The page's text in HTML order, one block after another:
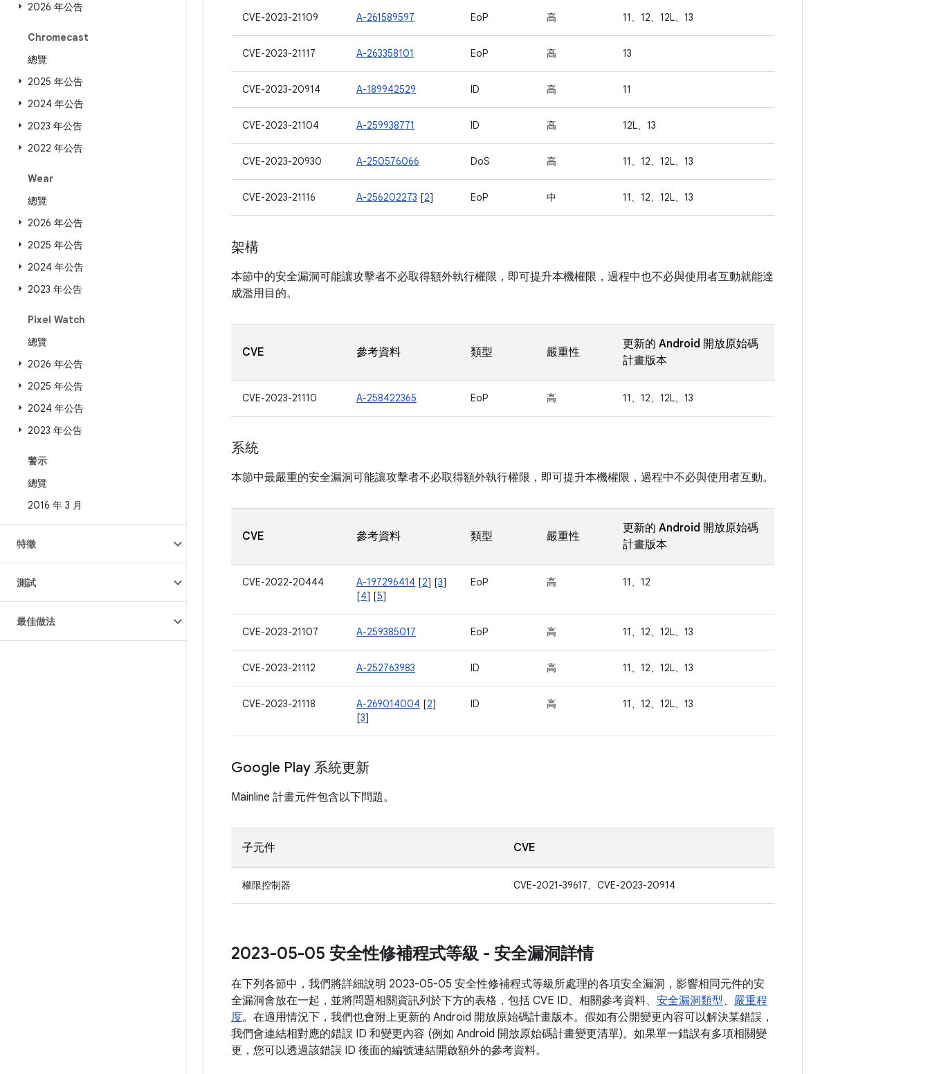
2026 年公告
Chromecast
總覽
2025 年公告
2024 年公告
2023 年公告
2022 年公告
Wear
總覽
2026 年公告
2025 年公告
2024 年公告
2023 年公告
Pixel Watch
總覽
2026 年公告
2025 年公告
2024 年公告
2023 年公告
警示
總覽
2016 年 3 月
特徵
測試
最佳做法
CVE-2023-21109 A-261589597 EoP 高 11、12、12L、13
CVE-2023-21117 A-263358101 EoP 高 13
CVE-2023-20914 A-189942529 ID 高 11
CVE-2023-21104 A-259938771 ID 高 12L、13
CVE-2023-20930 A-250576066 DoS 高 11、12、12L、13
CVE-2023-21116 A-256202273 [2] EoP 中 11、12、12L、13
架構
本節中的安全漏洞可能讓攻擊者不必取得額外執行權限，即可提升本機權限，過程中也不必與使用者互動就能達
成濫用目的。
CVE 參考資料 類型 嚴重性
更新的 Android 開放原始碼
計畫版本
CVE-2023-21110 A-258422365 EoP 高 11、12、12L、13
系統
本節中最嚴重的安全漏洞可能讓攻擊者不必取得額外執行權限，即可提升本機權限，過程中不必與使用者互動。
CVE 參考資料 類型 嚴重性
更新的 Android 開放原始碼
計畫版本
CVE-2022-20444 A-197296414 [2] [3]
[4] [5]
EoP 高 11、12
CVE-2023-21107 A-259385017 EoP 高 11、12、12L、13
CVE-2023-21112 A-252763983 ID 高 11、12、12L、13
CVE-2023-21118 A-269014004 [2]
[3]
ID 高 11、12、12L、13
Google Play 系統更新
Mainline 計畫元件包含以下問題。
子元件 CVE
權限控制器 CVE-2021-39617、CVE-2023-20914
2023-05-05 安全性修補程式等級 - 安全漏洞詳情
在下列各節中，我們將詳細說明 2023-05-05 安全性修補程式等級所處理的各項安全漏洞，影響相同元件的安
全漏洞會放在一起，並將問題相關資訊列於下方的表格，包括 CVE ID、相關參考資料、 安全漏洞類型、 嚴重程
度。在適用情況下，我們也會附上更新的 Android 開放原始碼計畫版本。假如有公開變更內容可以解決某錯誤，
我們會連結相對應的錯誤 ID 和變更內容 (例如 Android 開放原始碼計畫變更清單)。如果單一錯誤有多項相關變
更，您可以透過該錯誤 ID 後面的編號連結開啟額外的參考資料。